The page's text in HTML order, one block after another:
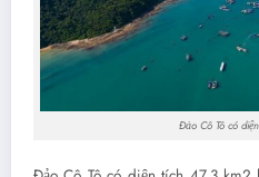
Đảo Cô Tô có